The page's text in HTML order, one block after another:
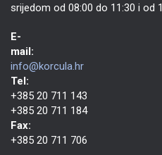
srijedom od 08:00 do 11:30 i od
E-
mail:
info@korcula.hr
Tel:
+385 20 711 143
+385 20 711 184
Fax:
+385 20 711 706